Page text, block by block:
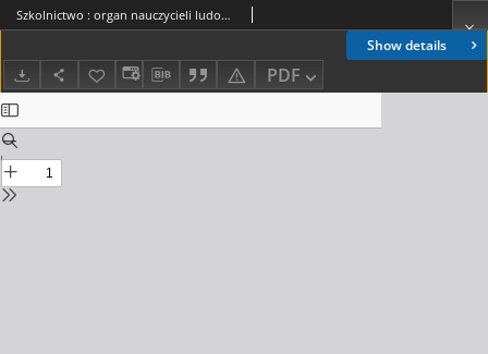
Show details
PDF
Szkolnictwo : organ nauczycieli ludowych. 1905, R.15, nr 36